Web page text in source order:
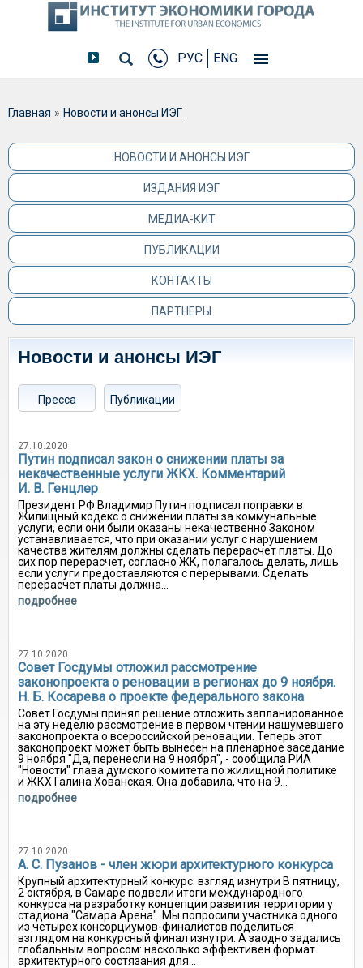
РУС ENG
Вы здесь
Главная » Новости и анонсы ИЭГ
НОВОСТИ И АНОНСЫ ИЭГ
ИЗДАНИЯ ИЭГ
МЕДИА-КИТ
ПУБЛИКАЦИИ
КОНТАКТЫ
ПАРТНЕРЫ
Новости и анонсы ИЭГ
Пресса Публикации
27.10.2020
Путин подписал закон о снижении платы за
некачественные услуги ЖКХ. Комментарий
И. В. Генцлер
Президент РФ Владимир Путин подписал поправки в
Жилищный кодекс о снижении платы за коммунальные
услуги, если они были оказаны некачественно Законом
устанавливается, что при оказании услуг с нарушением
качества жителям должны сделать перерасчет платы. До
сих пор перерасчет, согласно ЖК, полагалось делать, лишь
если услуги предоставляются с перерывами. Сделать
перерасчет платы должна...
подробнее
27.10.2020
Совет Госдумы отложил рассмотрение
законопроекта о реновации в регионах до 9 ноября.
Н. Б. Косарева о проекте федерального закона
Совет Госдумы принял решение отложить запланированное
на эту неделю рассмотрение в первом чтении нашумевшего
законопроекта о всероссийской реновации. Теперь этот
законопроект может быть вынесен на пленарное заседание
9 ноября "Да, перенесли на 9 ноября", - сообщила РИА
"Новости" глава думского комитета по жилищной политике
и ЖКХ Галина Хованская. Она добавила, что на 9...
подробнее
27.10.2020
А. С. Пузанов - член жюри архитектурного конкурса
Крупный архитектурный конкурс: взгляд изнутри В пятницу,
2 октября, в Самаре подвели итоги международного
конкурса на разработку концепции развития территории у
стадиона "Самара Арена". Мы попросили участника одного
из четырех консорциумов-финалистов поделиться
взглядом на конкурсный финал изнутри. А заодно задались
глобальным вопросом: насколько эффективен формат
архитектурного состязания для...